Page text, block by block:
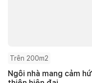
Trên 200m2
Ngôi nhà mang cảm